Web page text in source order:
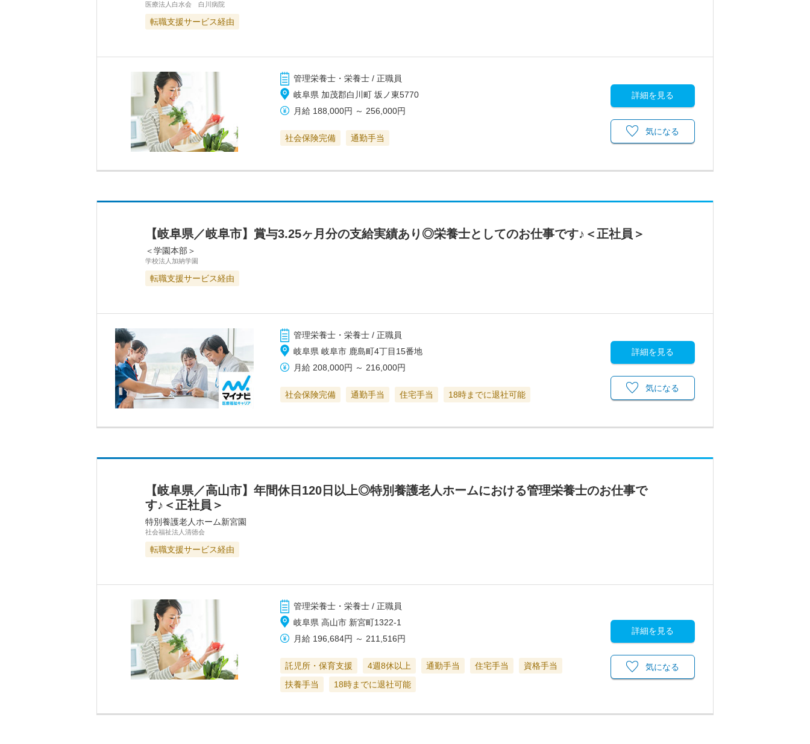
医療法人白水会 白川病院
転職支援サービス経由
管理栄養士・栄養士 / 正職員
岐阜県 加茂郡白川町 坂ノ東5770
月給 188,000円 ～ 256,000円
社会保険完備 通勤手当
詳細を見る
気になる
【岐阜県／岐阜市】賞与3.25ヶ月分の支給実績あり◎栄養士としてのお仕事です♪＜正社員＞
＜学園本部＞
学校法人加納学園
転職支援サービス経由
管理栄養士・栄養士 / 正職員
岐阜県 岐阜市 鹿島町4丁目15番地
月給 208,000円 ～ 216,000円
社会保険完備 通勤手当 住宅手当 18時までに退社可能
詳細を見る
気になる
【岐阜県／高山市】年間休日120日以上◎特別養護老人ホームにおける管理栄養士のお仕事で
す♪＜正社員＞
特別養護老人ホーム新宮園
社会福祉法人清徳会
転職支援サービス経由
管理栄養士・栄養士 / 正職員
岐阜県 高山市 新宮町1322-1
月給 196,684円 ～ 211,516円
託児所・保育支援 4週8休以上 通勤手当 住宅手当
資格手当
扶養手当
18時までに退社可能
詳細を見る
気になる